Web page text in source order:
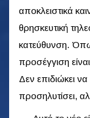
αποκλειστικά
θρησκευτική
κατεύθυνση.
προσέγγιση
Δεν επιδιώκει
προσηλυτίσει,